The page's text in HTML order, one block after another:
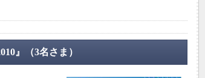
』（3名さま）